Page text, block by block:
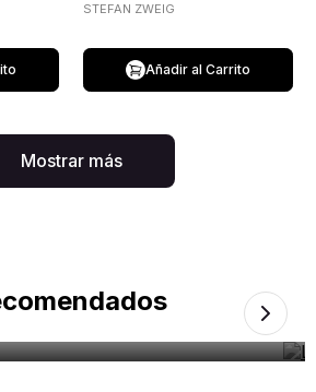
STEFAN ZWEIG
Añadir al Carrito
Mostrar más